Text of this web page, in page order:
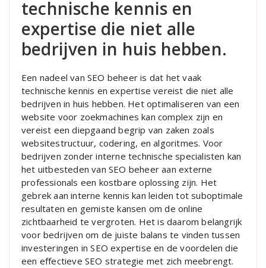
technische kennis en
expertise die niet alle
bedrijven in huis hebben.
Een nadeel van SEO beheer is dat het vaak
technische kennis en expertise vereist die niet alle
bedrijven in huis hebben. Het optimaliseren van een
website voor zoekmachines kan complex zijn en
vereist een diepgaand begrip van zaken zoals
websitestructuur, codering, en algoritmes. Voor
bedrijven zonder interne technische specialisten kan
het uitbesteden van SEO beheer aan externe
professionals een kostbare oplossing zijn. Het
gebrek aan interne kennis kan leiden tot suboptimale
resultaten en gemiste kansen om de online
zichtbaarheid te vergroten. Het is daarom belangrijk
voor bedrijven om de juiste balans te vinden tussen
investeringen in SEO expertise en de voordelen die
een effectieve SEO strategie met zich meebrengt.